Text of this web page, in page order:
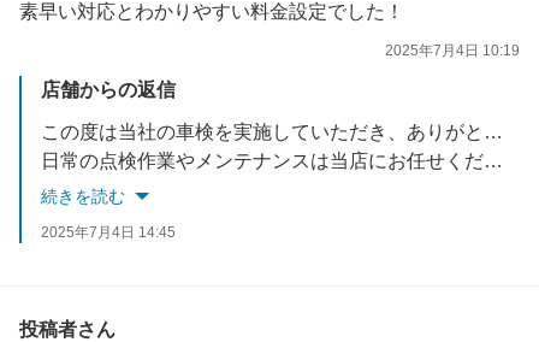
素早い対応とわかりやすい料金設定でした！
2025年7月4日 10:19
店舗からの返信
この度は当社の車検を実施していただき、ありがとうございます。
日常の点検作業やメンテナンスは当店にお任せください。
最大2年間ご利用いただける燃料割引も是非ご利用ください。
続きを読む
2025年7月4日 14:45
投稿者さん